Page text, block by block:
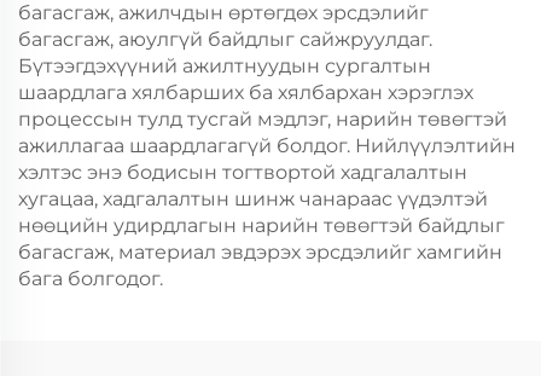
багасгаж, ажилчдын өртөгдөх эрсдэлийг
багасгаж, аюулгүй байдлыг сайжруулдаг.
Бүтээгдэхүүний ажилтнуудын сургалтын
шаардлага хялбарших ба хялбархан хэрэглэх
процессын тулд тусгай мэдлэг, нарийн төвөгтэй
ажиллагаа шаардлагагүй болдог. Нийлүүлэлтийн
хэлтэс энэ бодисын тогтвортой хадгалалтын
хугацаа, хадгалалтын шинж чанараас үүдэлтэй
нөөцийн удирдлагын нарийн төвөгтэй байдлыг
багасгаж, материал эвдэрэх эрсдэлийг хамгийн
бага болгодог.